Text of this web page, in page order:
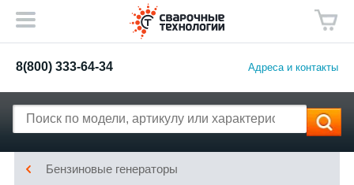
8(800) 333-64-34 Адреса и контакты
Бензиновые генераторы